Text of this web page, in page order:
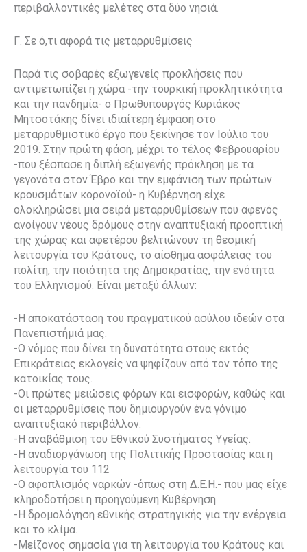
περιβαλλοντικές μελέτες στα δύο νησιά.
Γ. Σε ό,τι αφορά τις μεταρρυθμίσεις
Παρά τις σοβαρές εξωγενείς προκλήσεις που
αντιμετωπίζει η χώρα -την τουρκική προκλητικότητα
και την πανδημία- ο Πρωθυπουργός Κυριάκος
Μητσοτάκης δίνει ιδιαίτερη έμφαση στο
μεταρρυθμιστικό έργο που ξεκίνησε τον Ιούλιο του
2019. Στην πρώτη φάση, μέχρι το τέλος Φεβρουαρίου
-που ξέσπασε η διπλή εξωγενής πρόκληση με τα
γεγονότα στον Έβρο και την εμφάνιση των πρώτων
κρουσμάτων κορονοϊού- η Κυβέρνηση είχε
ολοκληρώσει μια σειρά μεταρρυθμίσεων που αφενός
ανοίγουν νέους δρόμους στην αναπτυξιακή προοπτική
της χώρας και αφετέρου βελτιώνουν τη θεσμική
λειτουργία του Κράτους, το αίσθημα ασφάλειας του
πολίτη, την ποιότητα της Δημοκρατίας, την ενότητα
του Ελληνισμού. Είναι μεταξύ άλλων:
-Η αποκατάσταση του πραγματικού ασύλου ιδεών στα
Πανεπιστήμιά μας.
-Ο νόμος που δίνει τη δυνατότητα στους εκτός
Επικράτειας εκλογείς να ψηφίζουν από τον τόπο της
κατοικίας τους.
-Οι πρώτες μειώσεις φόρων και εισφορών, καθώς και
οι μεταρρυθμίσεις που δημιουργούν ένα γόνιμο
αναπτυξιακό περιβάλλον.
-Η αναβάθμιση του Εθνικού Συστήματος Υγείας.
-Η αναδιοργάνωση της Πολιτικής Προστασίας και η
λειτουργία του 112
-Ο αφοπλισμός ναρκών -όπως στη Δ.Ε.Η.- που μας είχε
κληροδοτήσει η προηγούμενη Κυβέρνηση.
-Η δρομολόγηση εθνικής στρατηγικής για την ενέργεια
και το κλίμα.
-Μείζονος σημασία για τη λειτουργία του Κράτους και